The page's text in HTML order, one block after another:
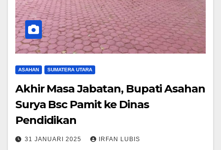
ASAHAN SUMATERA UTARA
Akhir Masa Jabatan, Bupati Asahan
Surya Bsc Pamit ke Dinas
Pendidikan
31 JANUARI 2025 IRFAN LUBIS